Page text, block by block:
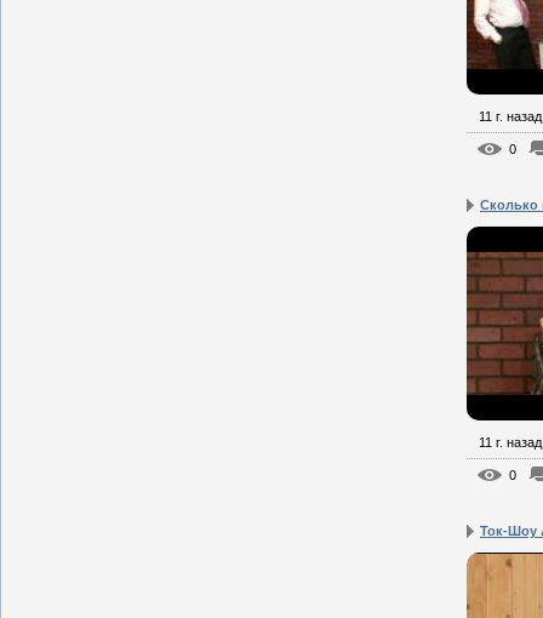
11 г. назад
0
Сколько
11 г. назад
0
Ток-Шоу